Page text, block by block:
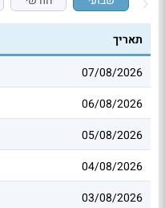
תאריך
07/08/2026
06/08/2026
05/08/2026
04/08/2026
03/08/2026